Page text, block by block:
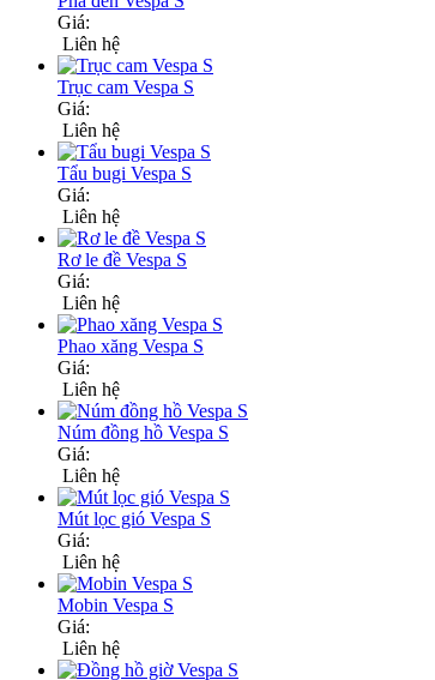
Giá:
Liên hệ
Trục cam Vespa S
Giá:
Liên hệ
Tẩu bugi Vespa S
Giá:
Liên hệ
Rơ le đề Vespa S
Giá:
Liên hệ
Phao xăng Vespa S
Giá:
Liên hệ
Núm đồng hồ Vespa S
Giá:
Liên hệ
Mút lọc gió Vespa S
Giá:
Liên hệ
Mobin Vespa S
Giá:
Liên hệ